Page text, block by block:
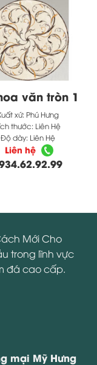
văn tròn 1
xứ: Phú Hưng
thước: Liên Hệ
Độ dày: Liên Hệ
Liên hệ
Mới Cho
trong lĩnh vực
đá cao cấp.
mại Mỹ Hưng